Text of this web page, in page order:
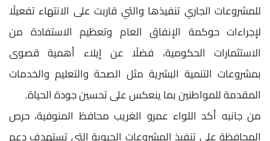
للمشروعات الجاري تنفيذها والتي قاربت على الانتهاء تفعيلًا
لإجراءات حوكمة الإنفاق العام وتعظيم الاستفادة من
الاستثمارات الحكومية، فضلًا عن إيلاء أهمية قصوى
بمشروعات التنمية البشرية مثل الصحة والتعليم والخدمات
المقدمة للمواطنين بما ينعكس على تحسين جودة الحياة.
من جانبه أكد اللواء عمرو الغريب محافظ المنوفية، حرص
المحافظة على تنفيذ المشروعات الحيوية التي تستهدف دعم